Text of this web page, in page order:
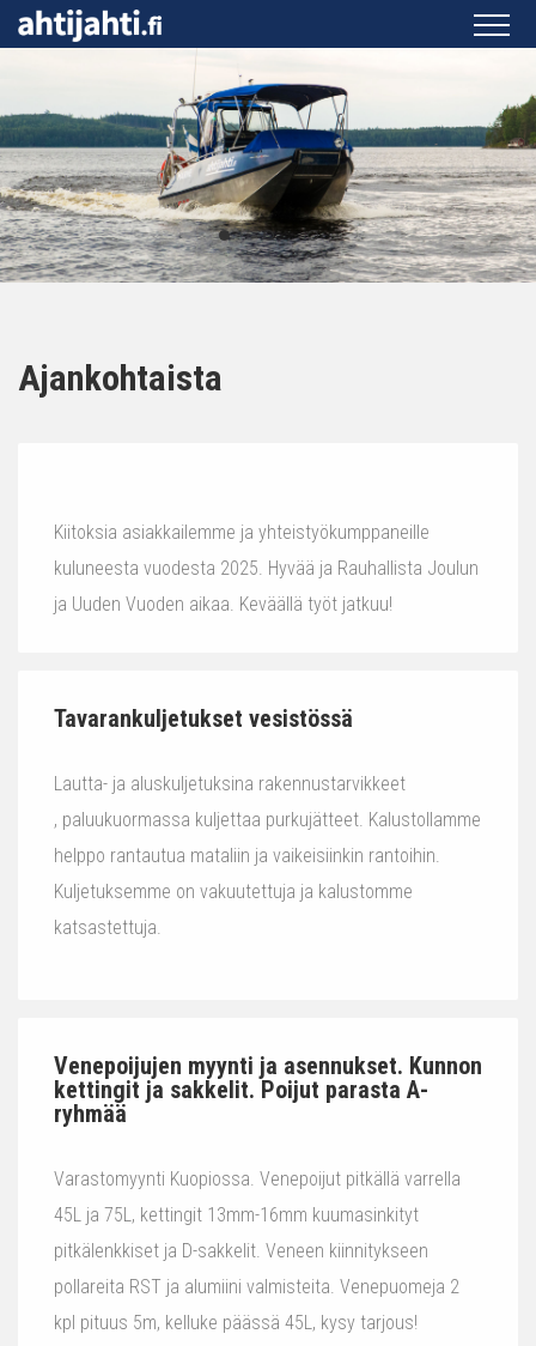
Ajankohtaista
Kiitoksia asiakkailemme ja yhteistyökumppaneille
kuluneesta vuodesta 2025. Hyvää ja Rauhallista Joulun
ja Uuden Vuoden aikaa. Keväällä työt jatkuu!
Tavarankuljetukset vesistössä
Lautta- ja aluskuljetuksina rakennustarvikkeet
, paluukuormassa kuljettaa purkujätteet. Kalustollamme
helppo rantautua mataliin ja vaikeisiinkin rantoihin.
Kuljetuksemme on vakuutettuja ja kalustomme
katsastettuja.
Venepoijujen myynti ja asennukset. Kunnon
kettingit ja sakkelit. Poijut parasta A-
ryhmää
Varastomyynti Kuopiossa. Venepoijut pitkällä varrella
45L ja 75L, kettingit 13mm-16mm kuumasinkityt
pitkälenkkiset ja D-sakkelit. Veneen kiinnitykseen
pollareita RST ja alumiini valmisteita. Venepuomeja 2
kpl pituus 5m, kelluke päässä 45L, kysy tarjous!